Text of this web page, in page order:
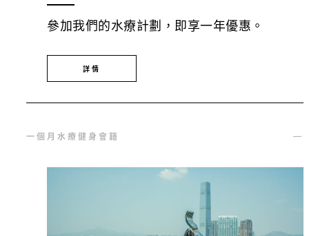
參加我們的水療計劃，即享一年優惠。
詳情
一個月水療健身會籍